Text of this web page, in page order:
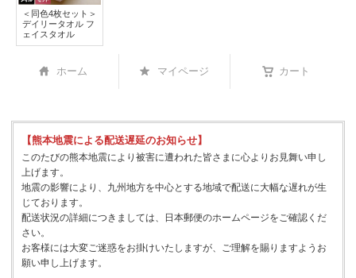
＜同色4枚セット＞
デイリータオル フ
ェイスタオル
ホーム マイページ カート
【熊本地震による配送遅延のお知らせ】
このたびの熊本地震により被害に遭われた皆さまに心よりお見舞い申し
上げます。
地震の影響により、九州地方を中心とする地域で配送に大幅な遅れが生
じております。
配送状況の詳細につきましては、日本郵便のホームページをご確認くだ
さい。
お客様には大変ご迷惑をお掛けいたしますが、ご理解を賜りますようお
願い申し上げます。